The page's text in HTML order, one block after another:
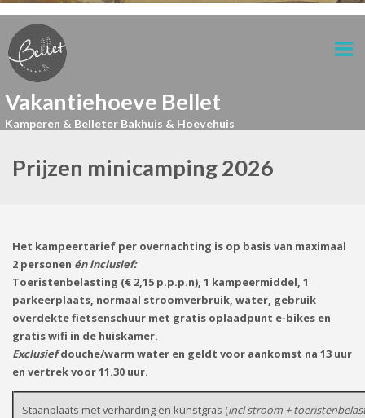
Vakantiehoeve Bellet
Kamperen & Belleter Bakhuis & Hoevehuis
Prijzen minicamping 2026
Het kampeertarief per overnachting is op basis van maximaal
2 personen én inclusief:
Toeristenbelasting (€ 2,15 p.p.p.n), 1 kampeermiddel, 1
parkeerplaats, normaal stroomverbruik, water, gebruik
overdekte fietsenschuur met gratis oplaadpunt e-bikes en
gratis wifi in de huiskamer.
Exclusiefdouche/warm water en geldt voor aankomst na 13 uur
en vertrek voor 11.30 uur.
Staanplaats met verharding en kunstgras (incl stroom +